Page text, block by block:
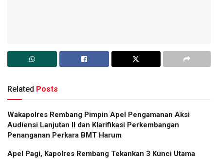
Related Posts
Wakapolres Rembang Pimpin Apel Pengamanan Aksi
Audiensi Lanjutan II dan Klarifikasi Perkembangan
Penanganan Perkara BMT Harum
Apel Pagi, Kapolres Rembang Tekankan 3 Kunci Utama